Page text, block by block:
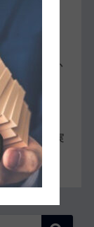
ァン・選手か
夫婦対決が実